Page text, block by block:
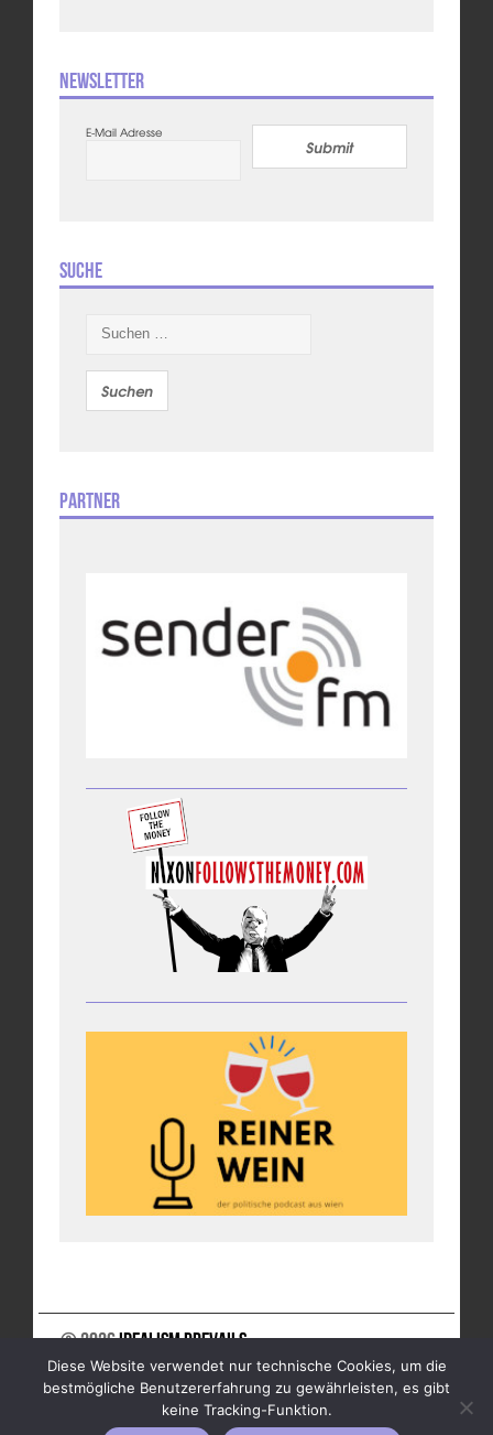
Newsletter
E-Mail Adresse
Submit
Suche
nach:
Partner
© 2026Idealism Prevails
UNTERSTÜTZE UNS
NEWSLETTER
IMPRESSUM
Diese Website verwendet nur technische Cookies, um die
bestmögliche Benutzererfahrung zu gewährleisten, es gibt
keine Tracking-Funktion.